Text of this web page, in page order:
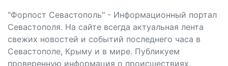
"Форпост Севастополь" - Информационный портал
Севастополя. На сайте всегда актуальная лента
свежих новостей и событий последнего часа в
Севастополе, Крыму и в мире. Публикуем
проверенную информация о происшествиях,